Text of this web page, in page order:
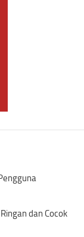
dan Cocok